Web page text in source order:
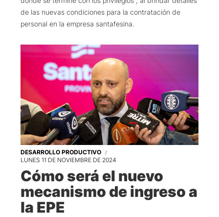
de las nuevas condiciones para la contratación de
personal en la empresa santafesina.
DESARROLLO PRODUCTIVO
LUNES 11 DE NOVIEMBRE DE 2024
Cómo será el nuevo
mecanismo de ingreso a
la EPE